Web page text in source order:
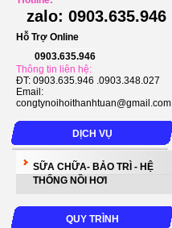
zalo: 0903.635.946
Hỗ Trợ Online
0903.635.946
Thông tin liên hệ:
ĐT: 0903.635.946 .0903.348.027
Email:
congtynoihoithanhtuan@gmail.com
DỊCH VỤ
SỮA CHỮA- BẢO TRÌ - HỆ
THỐNG NỒI HƠI
QUY TRÌNH